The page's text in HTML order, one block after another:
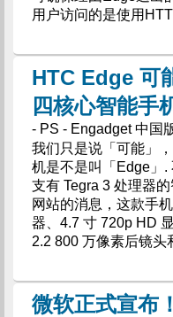
用户访问的是使用
HTC Edge 可
四核心智能手
- PS - Engadget 中国
我们只是说「可能」
机是不是叫「Edge」.
支有 Tegra 3 处理器
网站的消息，这款手
器、4.7 寸 720p HD
2.2 800 万像素后镜头
微软正式宣布